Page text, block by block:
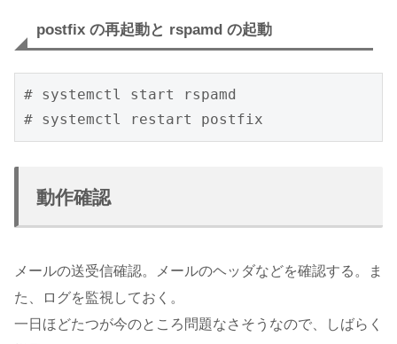
postfix の再起動と rspamd の起動
# systemctl start rspamd
# systemctl restart postfix
動作確認
メールの送受信確認。メールのヘッダなどを確認する。ま
た、ログを監視しておく。
一日ほどたつが今のところ問題なさそうなので、しばらく